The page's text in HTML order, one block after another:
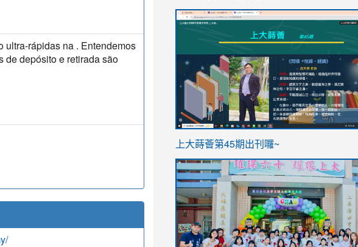
ultra-rápidas na . Entendemos
de depósito e retirada são
https://sites.google.com/stes.tyc.edu.tw/
link
ink
https://sites.google.com/stes.tyc.edu.tw/
link
https://sites.google.com/stes.tyc.edu.tw/
上大蒔薈第45期出刊囉~